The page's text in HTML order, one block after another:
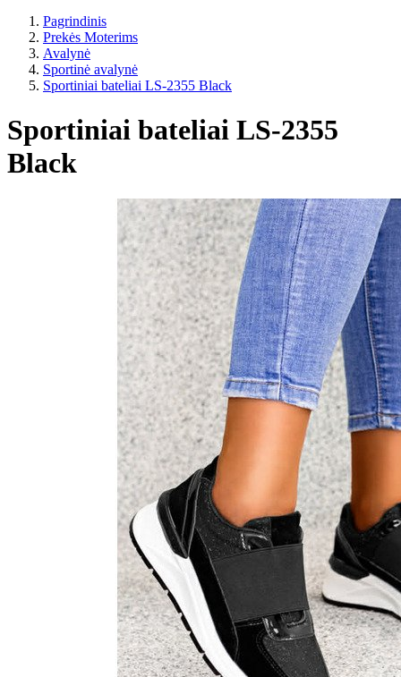
Pagrindinis
Prekės Moterims
Avalynė
Sportinė avalynė
Sportiniai bateliai LS-2355 Black
Sportiniai bateliai LS-2355
Black